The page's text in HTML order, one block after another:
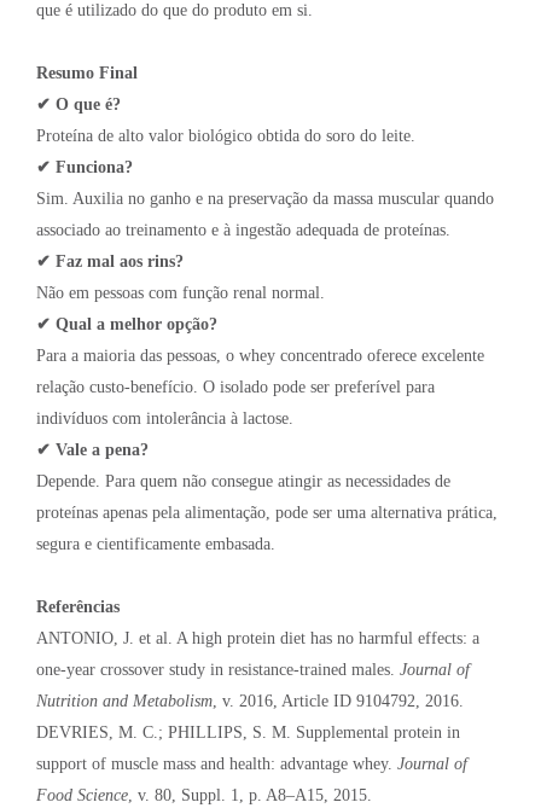
que é utilizado do que do produto em si.
Resumo Final
✔ O que é?
Proteína de alto valor biológico obtida do soro do leite.
✔ Funciona?
Sim. Auxilia no ganho e na preservação da massa muscular quando
associado ao treinamento e à ingestão adequada de proteínas.
✔ Faz mal aos rins?
Não em pessoas com função renal normal.
✔ Qual a melhor opção?
Para a maioria das pessoas, o whey concentrado oferece excelente
relação custo-benefício. O isolado pode ser preferível para
indivíduos com intolerância à lactose.
✔ Vale a pena?
Depende. Para quem não consegue atingir as necessidades de
proteínas apenas pela alimentação, pode ser uma alternativa prática,
segura e cientificamente embasada.
Referências
ANTONIO, J. et al. A high protein diet has no harmful effects: a
one-year crossover study in resistance-trained males. Journal of
Nutrition and Metabolism, v. 2016, Article ID 9104792, 2016.
DEVRIES, M. C.; PHILLIPS, S. M. Supplemental protein in
support of muscle mass and health: advantage whey. Journal of
Food Science, v. 80, Suppl. 1, p. A8–A15, 2015.